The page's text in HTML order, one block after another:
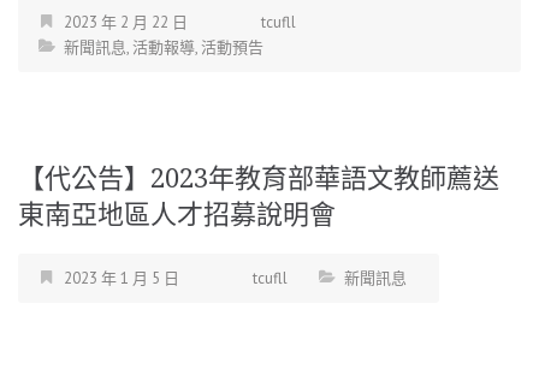
2023 年 2 月 22 日
tcufll
新聞訊息,活動報導,活動預告
【代公告】2023年教育部華語文教師薦送
東南亞地區人才招募說明會
2023 年 1 月 5 日 tcufll 新聞訊息